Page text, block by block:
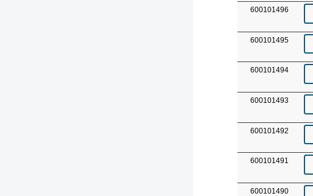
600101496
600101495
600101494
600101493
600101492
600101491
600101490